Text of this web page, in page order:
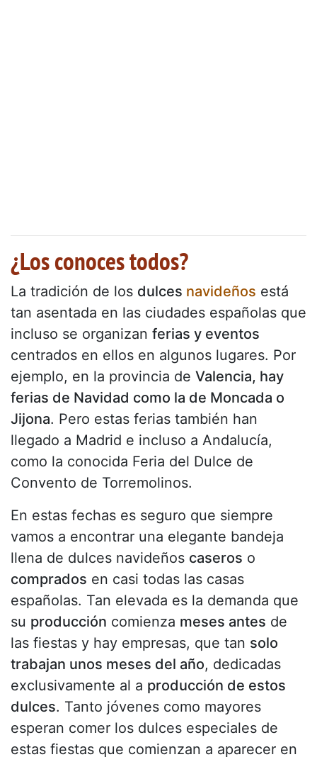
¿Los conoces todos?
La tradición de los dulces navideños está
tan asentada en las ciudades españolas que
incluso se organizan ferias y eventos
centrados en ellos en algunos lugares. Por
ejemplo, en la provincia de Valencia, hay
ferias de Navidad como la de Moncada o
Jijona. Pero estas ferias también han
llegado a Madrid e incluso a Andalucía,
como la conocida Feria del Dulce de
Convento de Torremolinos.
En estas fechas es seguro que siempre
vamos a encontrar una elegante bandeja
llena de dulces navideños caseros o
comprados en casi todas las casas
españolas. Tan elevada es la demanda que
su producción comienza meses antes de
las fiestas y hay empresas, que tan solo
trabajan unos meses del año, dedicadas
exclusivamente al a producción de estos
dulces. Tanto jóvenes como mayores
esperan comer los dulces especiales de
estas fiestas que comienzan a aparecer en